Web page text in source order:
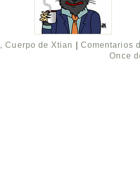
, Cuerpo de Xtian
Comentarios
Once